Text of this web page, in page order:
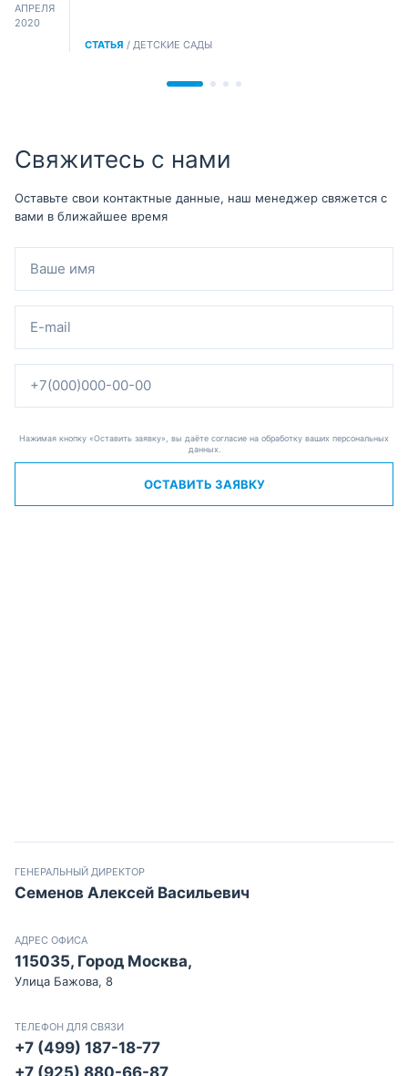
АПРЕЛЯ
2020
СТАТЬЯ / ДЕТСКИЕ САДЫ
Свяжитесь с нами
Оставьте свои контактные данные, наш менеджер свяжется с
вами в ближайшее время
Нажимая кнопку «Оставить заявку», вы даёте согласие на обработку ваших персональных
данных.
ОСТАВИТЬ ЗАЯВКУ
ГЕНЕРАЛЬНЫЙ ДИРЕКТОР
Семенов Алексей Васильевич
АДРЕС ОФИСА
115035, Город Москва,
Улица Бажова, 8
ТЕЛЕФОН ДЛЯ СВЯЗИ
+7 (499) 187-18-77
+7 (925) 880-66-87